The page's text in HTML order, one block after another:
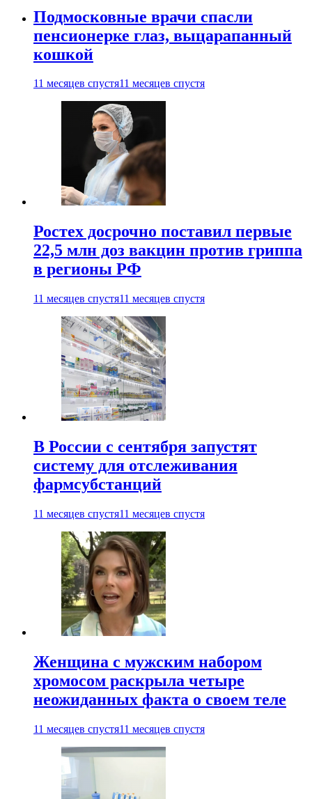
Подмосковные врачи спасли
пенсионерке глаз, выцарапанный
кошкой
11 месяцев спустя11 месяцев спустя
Ростех досрочно поставил первые
22,5 млн доз вакцин против гриппа
в регионы РФ
11 месяцев спустя11 месяцев спустя
В России с сентября запустят
систему для отслеживания
фармсубстанций
11 месяцев спустя11 месяцев спустя
Женщина с мужским набором
хромосом раскрыла четыре
неожиданных факта о своем теле
11 месяцев спустя11 месяцев спустя